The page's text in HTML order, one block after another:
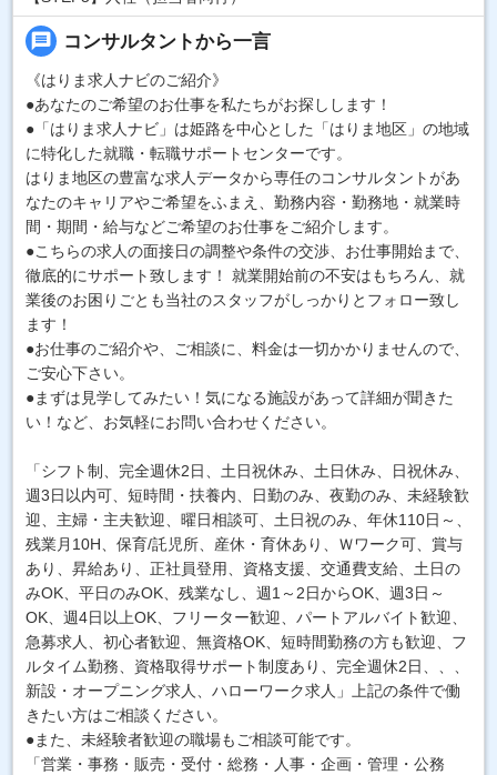
message コンサルタントから一言
《はりま求人ナビのご紹介》
●あなたのご希望のお仕事を私たちがお探しします！
●「はりま求人ナビ」は姫路を中心とした「はりま地区」の地域
に特化した就職・転職サポートセンターです。
はりま地区の豊富な求人データから専任のコンサルタントがあ
なたのキャリアやご希望をふまえ、勤務内容・勤務地・就業時
間・期間・給与などご希望のお仕事をご紹介します。
●こちらの求人の面接日の調整や条件の交渉、お仕事開始まで、
徹底的にサポート致します！ 就業開始前の不安はもちろん、就
業後のお困りごとも当社のスタッフがしっかりとフォロー致し
ます！
●お仕事のご紹介や、ご相談に、料金は一切かかりませんので、
ご安心下さい。
●まずは見学してみたい！気になる施設があって詳細が聞きた
い！など、お気軽にお問い合わせください。
「シフト制、完全週休2日、土日祝休み、土日休み、日祝休み、
週3日以内可、短時間・扶養内、日勤のみ、夜勤のみ、未経験歓
迎、主婦・主夫歓迎、曜日相談可、土日祝のみ、年休110日～、
残業月10H、保育/託児所、産休・育休あり、Ｗワーク可、賞与
あり、昇給あり、正社員登用、資格支援、交通費支給、土日の
みOK、平日のみOK、残業なし、週1～2日からOK、週3日～
OK、週4日以上OK、フリーター歓迎、パートアルバイト歓迎、
急募求人、初心者歓迎、無資格OK、短時間勤務の方も歓迎、フ
ルタイム勤務、資格取得サポート制度あり、完全週休2日、、、
新設・オープニング求人、ハローワーク求人」上記の条件で働
きたい方はご相談ください。
●また、未経験者歓迎の職場もご相談可能です。
「営業・事務・販売・受付・総務・人事・企画・管理・公務